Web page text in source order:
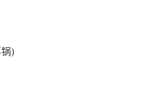
)